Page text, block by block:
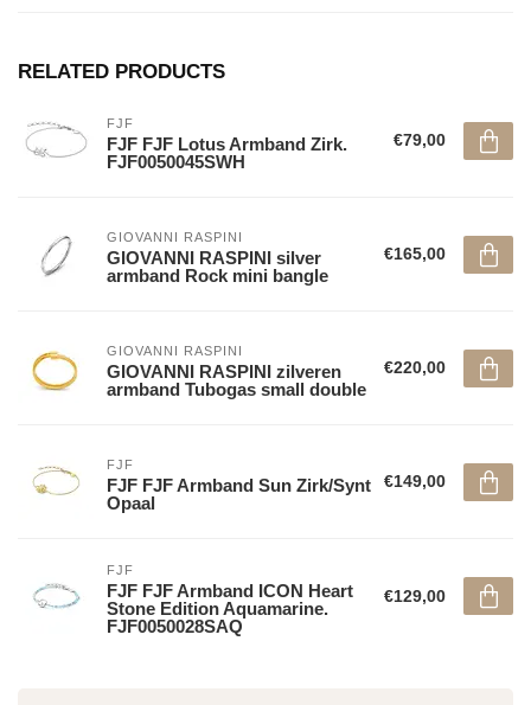
RELATED PRODUCTS
FJF
FJF FJF Lotus Armband Zirk.
FJF0050045SWH
€79,00
GIOVANNI RASPINI
GIOVANNI RASPINI silver
armband Rock mini bangle
€165,00
GIOVANNI RASPINI
GIOVANNI RASPINI zilveren
armband Tubogas small double
€220,00
FJF
FJF FJF Armband Sun Zirk/Synt
Opaal
€149,00
FJF
FJF FJF Armband ICON Heart
Stone Edition Aquamarine.
FJF0050028SAQ
€129,00